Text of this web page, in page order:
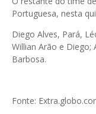
Portuguesa, nesta
Diego Alves, Pará,
Willian Arão e Diego;
Barbosa.
Fonte: